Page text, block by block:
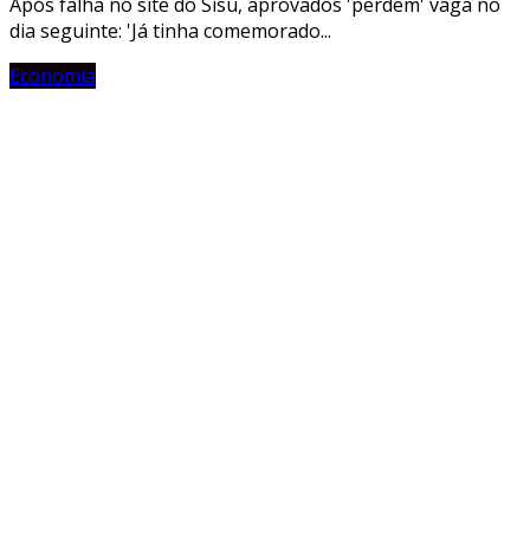
Após falha no site do Sisu, aprovados 'perdem' vaga no
dia seguinte: 'Já tinha comemorado...
Economia